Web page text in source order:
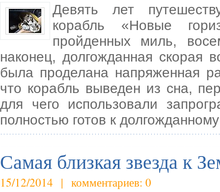
Девять лет
корабль «Новые
пройденных миль,
наконец, долгожданная скорая
была проделана напряженная
что корабль выведен из сна,
для чего использовали
полностью готов к долгожданному
Самая близкая звезда к
15/12/2014 | комментариев: 0